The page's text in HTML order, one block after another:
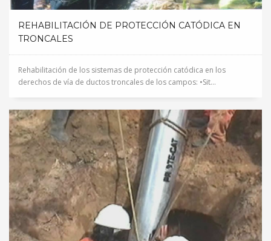
REHABILITACIÓN DE PROTECCIÓN CATÓDICA EN
TRONCALES
Rehabilitación de los sistemas de protección catódica en los
derechos de vía de ductos troncales de los campos: •Sit...